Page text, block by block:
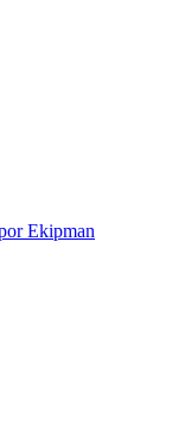
Ekipman